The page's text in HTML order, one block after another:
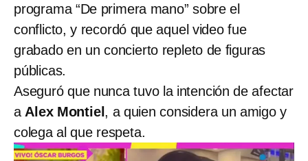
programa “De primera mano” sobre el
conflicto, y recordó que aquel video fue
grabado en un concierto repleto de figuras
públicas.
Aseguró que nunca tuvo la intención de afectar
a Alex Montiel , a quien considera un amigo y
colega al que respeta.